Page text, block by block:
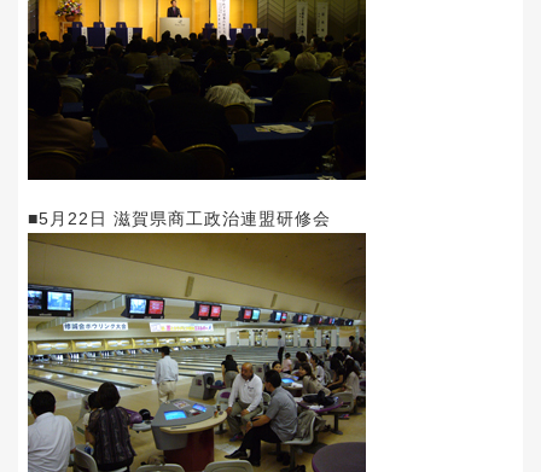
■5月22日 滋賀県商工政治連盟研修会